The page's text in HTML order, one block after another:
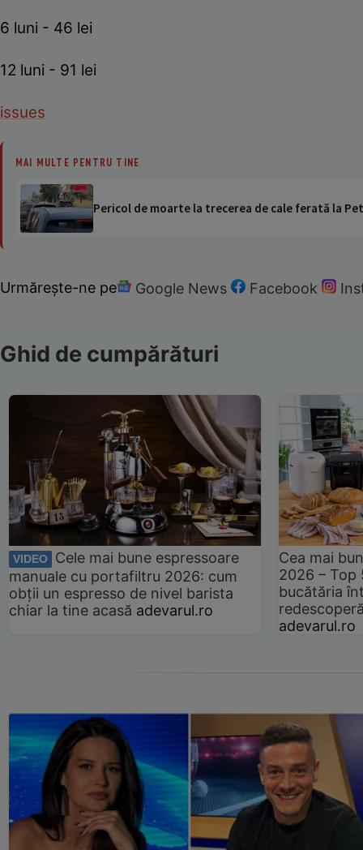
6 luni - 46 lei
12 luni - 91 lei
issues
MAI MULTE PENTRU TINE
Pericol de moarte la trecerea de cale ferată la
Urmărește-ne pe Google News Facebook
Ghid de cumpărături
VIDEO
Cele mai bune espressoare
manuale cu portafiltru 2026: cum
obții un espresso de nivel barista
chiar la tine acasă adevarul.ro
Cea mai
2026 –
bucătăria
adevarul.ro